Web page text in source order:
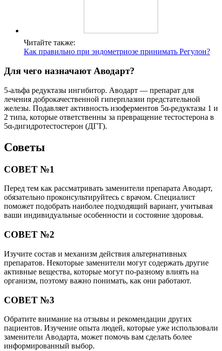
Читайте также:
Как правильно при эндометриозе принимать Регулон?
Для чего назначают Аводарт?
5-альфа редуктазы ингибитор. Аводарт — препарат для
лечения доброкачественной гиперплазии предстательной
железы. Подавляет активность изоферментов 5α-редуктазы 1 и
2 типа, которые ответственны за превращение тестостерона в
5α-дигидротестостерон (ДГТ).
Советы
СОВЕТ №1
Перед тем как рассматривать заменители препарата Аводарт,
обязательно проконсультируйтесь с врачом. Специалист
поможет подобрать наиболее подходящий вариант, учитывая
ваши индивидуальные особенности и состояние здоровья.
СОВЕТ №2
Изучите состав и механизм действия альтернативных
препаратов. Некоторые заменители могут содержать другие
активные вещества, которые могут по-разному влиять на
организм, поэтому важно понимать, как они работают.
СОВЕТ №3
Обратите внимание на отзывы и рекомендации других
пациентов. Изучение опыта людей, которые уже использовали
заменители Аводарта, может помочь вам сделать более
информированный выбор.